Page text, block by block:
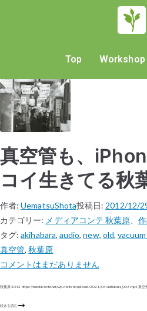
Top Workshop
真空管も、
コイ生きてる秋
作者:UematsuShota投稿日: 2012/12/
カテゴリー: メディアコンテ 秋葉原 、
タグ:akihabara, audio,new, old,
真空管,秋葉原
コメントはまだありません
秋葉原 2012 https://mediaconte.net/wp-content/uploads/2021/04/akihabara_006.mp4 真空
続きを読む